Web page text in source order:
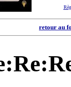
retour au